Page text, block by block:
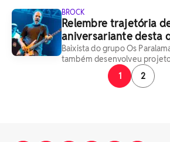
BROCK
Relembre trajetória
aniversariante desta
Baixista do grupo Os
também desenvolveu
1
2